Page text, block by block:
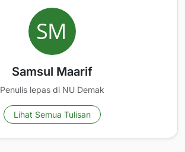
Samsul Maarif
Penulis lepas di NU Demak
Lihat Semua Tulisan